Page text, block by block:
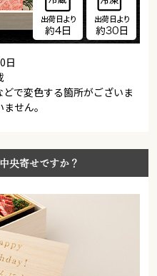
日
で変色する箇所がございま
せん。
央寄せですか？